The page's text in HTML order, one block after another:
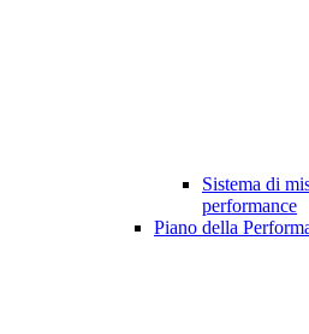
Sistema di
performance
Piano della